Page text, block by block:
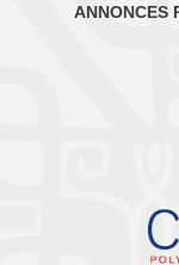
ANNONCES